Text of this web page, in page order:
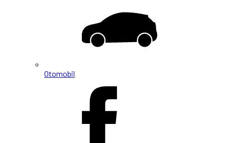
Otomobil